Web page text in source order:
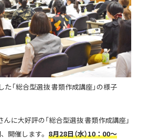
た「総合型選抜 書類作成講座」の様子
に大好評の「総合型選抜 書類作成講座」
開催します。 8月28日（水）10：00～